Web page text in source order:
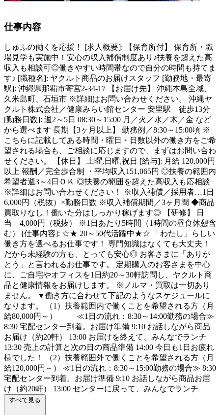
仕事内容
しゅふの働くを応援！ [求人概要]: 【保育所付】 保育所・職
場見学も実施中！安心の収入補償制度あり♪扶養を超えた高
収入も相談可◎働きやすい時間帯なので自分の時間も持てま
す♪ [職種名]: ヤクルト商品のお届けスタッフ [勤務地・最寄
駅]: 沖縄県那覇市寄宮2-34-17 【お届け先】 沖縄本島全域、
久米島町、石垣市 ※詳細はお問い合わせください。 沖縄ヤ
クルト株式会社／健康みらい館センター 安里駅 徒歩13分
[勤務日数]: 週2～5日 08:30～15:00 月／火／水／木／金 など
から選べます 長期【3ヶ月以上】 勤務例／8:30～15:00頃 ※
こちらに記載してある時間・曜日・日数以外の働き方をご希
望される場合も、ご相談に応じますので、まずはお問い合わ
せください。 【休日】 土曜,日曜,祝日 [給与]: 月給 120,000円
以上 報酬／完全歩合制 ・平均収入151,065円 ◎扶養の範囲内
希望者週3～4日ＯＫ ◎扶養の範囲を超えた高収入も応相談
※詳細はお問い合わせください！ ※収入補償／採用者…1日
6,000円（税抜）×勤務日数 ※収入補償期間／3ヶ月間 ◆商品
買取りなし！働いた分はしっかり稼げます◎ 【研修】 日
当 4,000円（税抜） ※1日あたり5時間（1時間の昼食休憩含
む） [仕事内容]: ☆★ 20～50代活躍中★☆ 「わたし」らしい
働き方を選べるお仕事です！ 専門知識はなくても大丈夫！
だから未経験の方も、とっても安心◎ お客さまに「ありが
とう」と言われるお仕事です。 定期購入のお客さまを中心
に、ご自宅やオフィスを1日約20～30軒訪問し、ヤクルト商
品と健康情報をお届けします。 ※ノルマ・買取は一切あり
ません。 ▼働き方に合わせて下記のようなスケジュールに
なります。 （1）扶養範囲内で働くことを希望される方（月
給80,000円～） ≪1日の流れ：8:30～14:00勤務の場合≫
8:30 宅配センター到着。お届け準備 9:10 お話しながら商品
お届け（約20軒） 13:00 お届けを終えて、みんなでランチ
13:30 売上の計算と次の日の商品準備 14:00 今日も1日お疲れ
様でした！ （2）扶養範囲外で働くことを希望される方（月
給120,000円～） ≪1日の流れ：8:30～15:00勤務の場合≫ 8:30
宅配センター到着。お届け準備 9:10 お話しながら商品お届
け（約20軒） 13:00 センターに戻って、みんなでランチ
すべて見る